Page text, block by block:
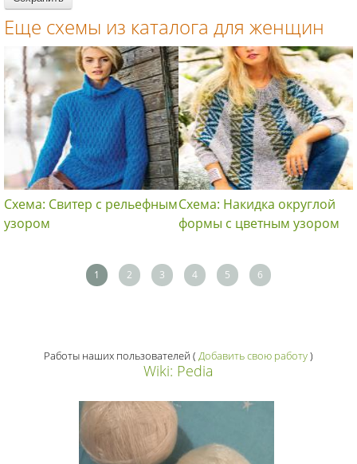
Еще схемы из каталога для женщин
Схема: Свитер с рельефным
узором
Схема: Накидка округлой
формы с цветным узором
1 2 3 4 5 6
Работы наших пользователей ( Добавить свою работу)
Wiki: Pedia